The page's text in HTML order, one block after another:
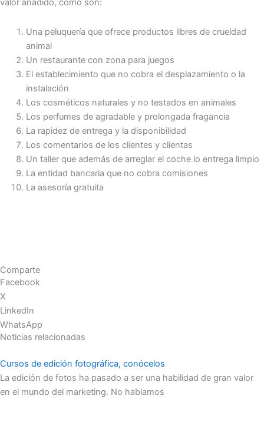
valor añadido, como son:
Una peluquería que ofrece productos libres de crueldad
animal
Un restaurante con zona para juegos
El establecimiento que no cobra el desplazamiento o la
instalación
Los cosméticos naturales y no testados en animales
Los perfumes de agradable y prolongada fragancia
La rapidez de entrega y la disponibilidad
Los comentarios de los clientes y clientas
Un taller que además de arreglar el coche lo entrega limpio
La entidad bancaria que no cobra comisiones
La asesoría gratuita
Comparte
Facebook
X
LinkedIn
WhatsApp
Noticias relacionadas
Cursos de edición fotográfica, conócelos
La edición de fotos ha pasado a ser una habilidad de gran valor
en el mundo del marketing. No hablamos